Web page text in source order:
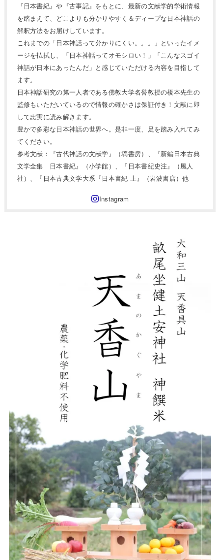
『日本書紀』や『古事記』をもとに、最新の文献学的学術情報
を踏まえて、どこよりも分かりやすく＆ディープな日本神話の
解釈方法をお届けしています。
これまでの「日本神話って分かりにくい。。。」といったイメ
ージを払拭し、「日本神話ってオモシロい！」「こんなスゴイ
神話が日本にあったんだ」と感じていただける内容を目指して
ます。
日本神話研究の第一人者である佛教大学名誉教授の榎本先生の
監修もいただいているので情報の確かさは保証付き！文献に即
して忠実に読み解きます。
豊かで多彩な日本神話の世界へ。是非一度、足を踏み入れてみ
てください。
参考文献：『古代神話の文献学』（塙書房）、『新編日本古典
文学全集 日本書紀』（小学館）、『日本書紀史注』（風人
社）、『日本古典文学大系『日本書紀 上』（岩波書店）他